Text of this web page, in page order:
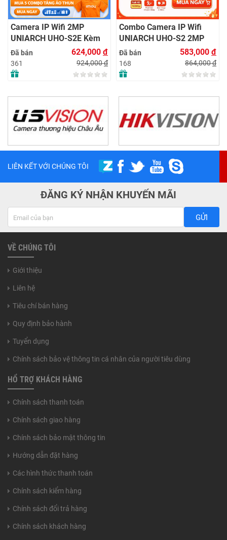
Camera IP Wifi 2MP
UNIARCH UHO-S2E Kèm
Thẻ Nhớ IMOU 64GB |
Xem Từ Xa | Dễ Lắp Đặt
Đã bán
361
624,000 đ
924,000đ
Combo Camera IP Wifi
UNIARCH UHO-S2 2MP
Kèm Thẻ Nhớ IMOU 64GB
| Phù Hợp Nhà & Cửa Hàng
Đã bán
168
583,000 đ
864,000đ
LIÊN KẾT VỚI CHÚNG TÔI
ĐĂNG KÝ NHẬN KHUYẾN MÃI
GỬI
VỀ CHÚNG TÔI
Giới thiệu
Liên hệ
Tiêu chí bán hàng
Quy định bảo hành
Tuyển dụng
Chính sách bảo vệ thông tin cá nhân của người tiêu dùng
HỔ TRỢ KHÁCH HÀNG
Chính sách thanh toán
Chính sách giao hàng
Chính sách bảo mật thông tin
Hướng dẫn đặt hàng
Các hình thức thanh toán
Chính sách kiểm hàng
Chính sách đổi trả hàng
Chính sách khách hàng